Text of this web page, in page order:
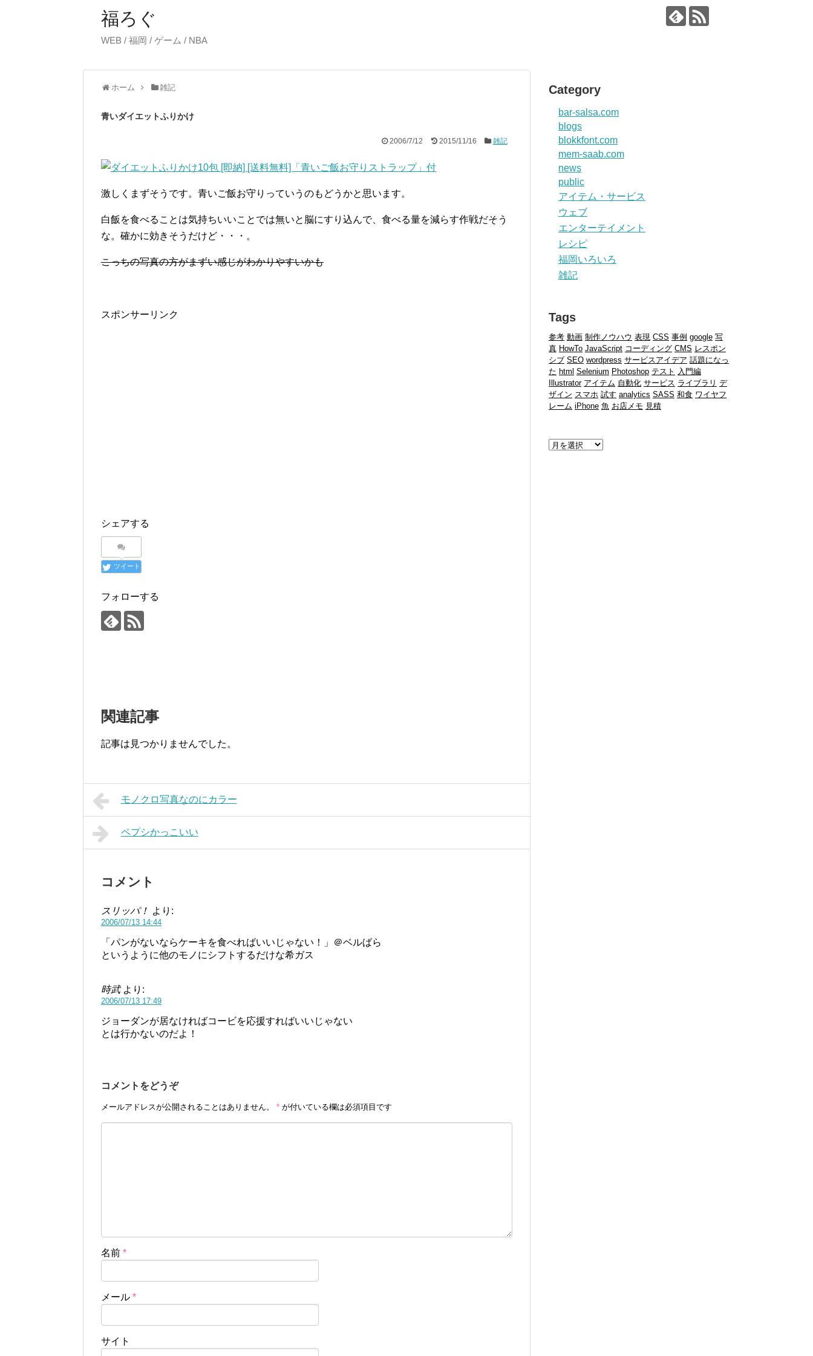
福ろぐ
WEB / 福岡 / ゲーム / NBA
ホーム 雑記
青いダイエットふりかけ
2006/7/12 2015/11/16 雑記
激しくまずそうです。青いご飯お守りっていうのもどうかと思います。
白飯を食べることは気持ちいいことでは無いと脳にすり込んで、食べる量を減らす作戦だそう
な。確かに効きそうだけど・・・。
こっちの写真の方がまずい感じがわかりやすいかも
スポンサーリンク
シェアする
ツイート
フォローする
関連記事
記事は見つかりませんでした。
モノクロ写真なのにカラー
ペプシかっこいい
コメント
スリッパ！ より:
2006/07/13 14:44
「パンがないならケーキを食べればいいじゃない！」＠ベルばら
というように他のモノにシフトするだけな希ガス
時武 より:
2006/07/13 17:49
ジョーダンが居なければコービを応援すればいいじゃない
とは行かないのだよ！
コメントをどうぞ
メールアドレスが公開されることはありません。 * が付いている欄は必須項目です
名前 *
メール *
サイト
Category
bar-salsa.com
blogs
blokkfont.com
mem-saab.com
news
public
アイテム・サービス
ウェブ
エンターテイメント
レシピ
福岡いろいろ
雑記
Tags
参考 動画 制作ノウハウ 表現 CSS 事例 google 写
真 HowTo JavaScript コーディング CMS レスポン
シブ SEO wordpress サービスアイデア 話題になっ
た html Selenium Photoshop テスト 入門編
Illustrator アイテム 自動化 サービス ライブラリ デ
ザイン スマホ 試す analytics SASS 和食 ワイヤフ
レーム iPhone 魚 お店メモ 見積